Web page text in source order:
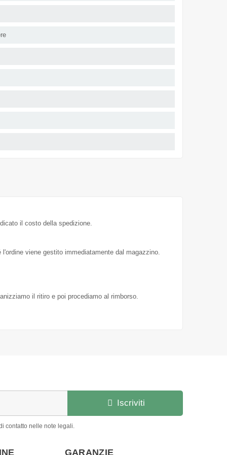
il costo della spedizione.
viene gestito immediatamente dal magazzino.
il ritiro e poi procediamo al rimborso.
Iscriviti
contatto nelle note legali.
GARANZIE